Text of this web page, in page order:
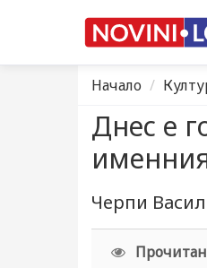
Начало
Днес е
Черпи